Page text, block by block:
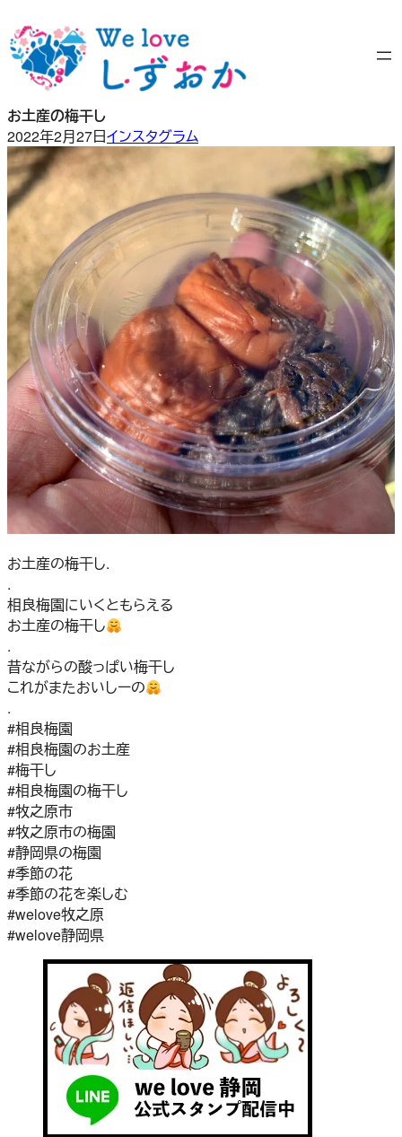
容
を
ッ
プ
お土産の梅干し
2022年2月27日インスタグラム
お土産の梅干し.
.
相良梅園にいくともらえる
お土産の梅干し
.
昔ながらの酸っぱい梅干し
これがまたおいしーの
.
#相良梅園
#相良梅園のお土産
#梅干し
#相良梅園の梅干し
#牧之原市
#牧之原市の梅園
#静岡県の梅園
#季節の花
#季節の花を楽しむ
#welove牧之原
#welove静岡県